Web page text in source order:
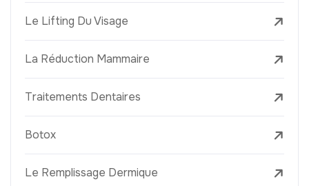
Le Lifting Du Visage
La Réduction Mammaire
Traitements Dentaires
Botox
Le Remplissage Dermique